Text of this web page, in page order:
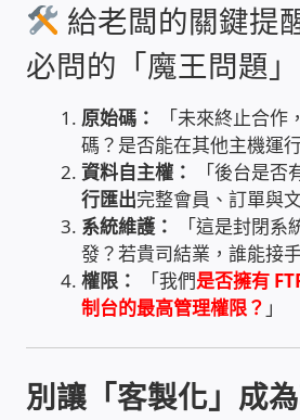
電話 工具 軟體 手冊
感應式門鎖、電子鎖
電梯樓層刷卡管制
停車場、社區大樓 車道管制
mOA雲考勤 指紋、卡片、手
給老闆的關鍵提
必問的「魔王問題」
原始碼：
「未來終止合作
碼？是否能在其他主機運行
資料自主權：
「後台是否
行匯出完整會員、訂單與
系統維護：
「這是封閉系
發？若貴司結業，誰能接手
權限：
「我們是否擁有
制台的最高管理權限？ 」
別讓「客製化」成